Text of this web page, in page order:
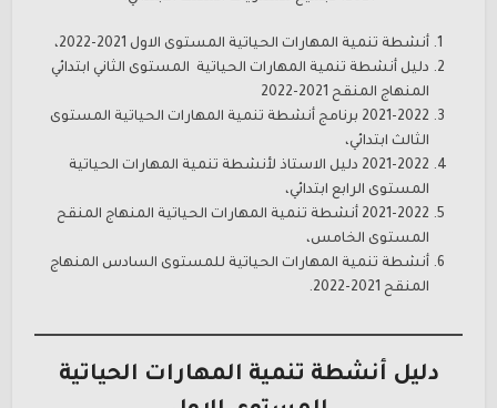
أنشطة تنمية المهارات الحياتية المستوى الاول 2021-2022،
دليل أنشطة تنمية المهارات الحياتية المستوى الثاني ابتدائي
المنهاج المنقح 2021-2022
2021-2022 برنامج أنشطة تنمية المهارات الحياتية المستوى
الثالث ابتدائي،
2021-2022 دليل الاستاذ لأنشطة تنمية المهارات الحياتية
المستوى الرابع ابتدائي،
2021-2022 أنشطة تنمية المهارات الحياتية المنهاج المنقح
المستوى الخامس،
أنشطة تنمية المهارات الحياتية للمستوى السادس المنهاج
المنقح 2021-2022.
دليل أنشطة تنمية المهارات الحياتية